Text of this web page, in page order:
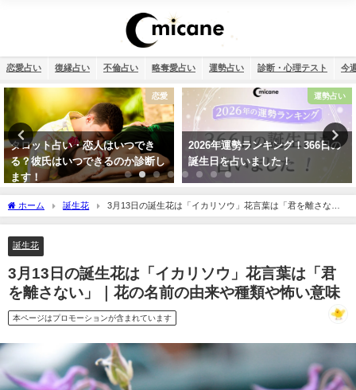
恋愛占い 復縁占い 不倫占い 略奪愛占い 運勢占い 診断・心理テスト 今
運勢占い
2026年運勢ランキング！366日の
誕生日を占いました！
12星座
【2026年】12星座別の運勢まとめ
ホーム 誕生花
3月13日の誕生花は「イカリソウ」花言葉は「君を離さな
い」｜花の名前の由来や種類や怖い意味
誕生花
3月13日の誕生花は「イカリソウ」花言葉は「君
を離さない」｜花の名前の由来や種類や怖い意味
本ページはプロモーションが含まれています